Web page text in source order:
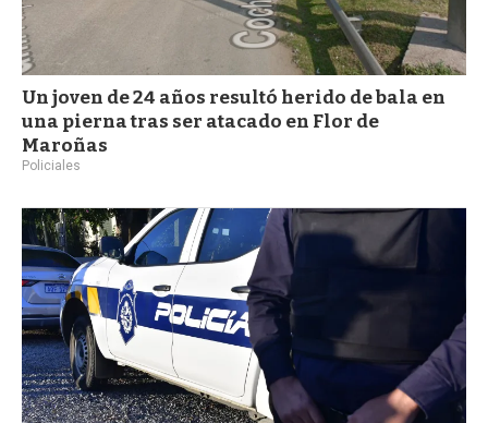
Un joven de 24 años resultó herido de bala en
una pierna tras ser atacado en Flor de
Maroñas
Policiales